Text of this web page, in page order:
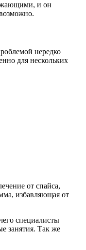
и он
нередко
для нескольких
от спайса,
избавляющая от
специалисты
занятия. Так же